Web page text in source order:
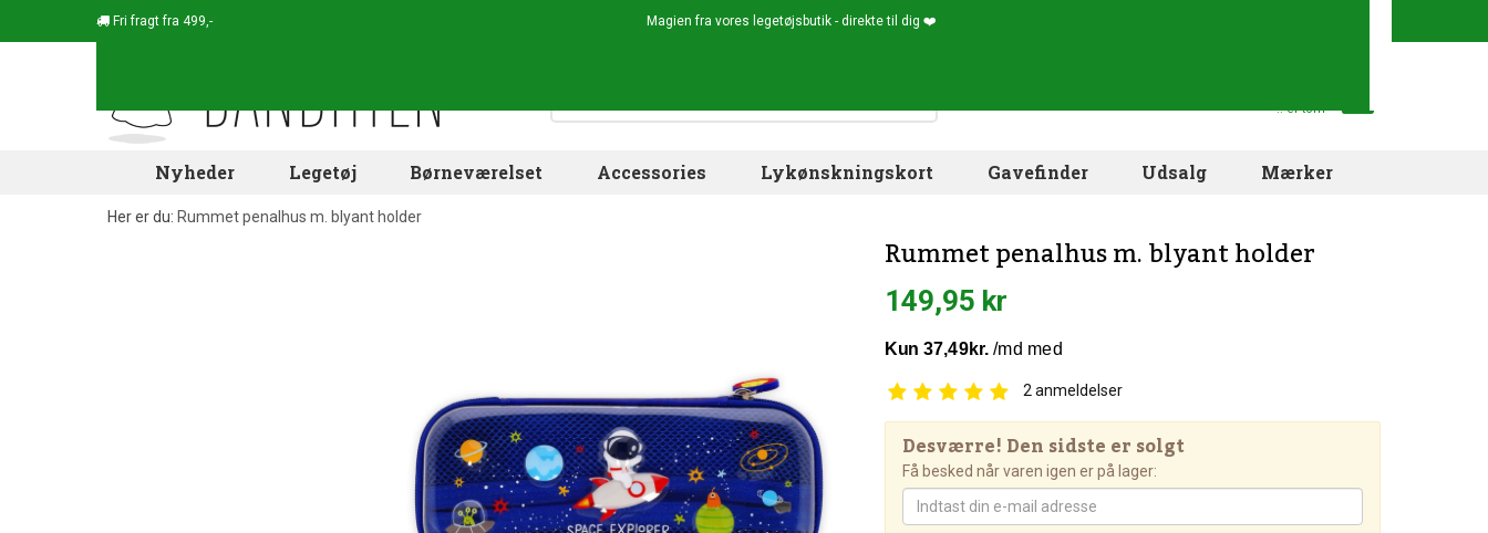
Fri fragt fra 499,- Magien fra vores legetøjsbutik - direkte til dig ❤️
.. er tom
Nyheder Legetøj Børneværelset Accessories Lykønskningskort Gavefinder Udsalg Mærker
Her er du: Rummet penalhus m. blyant holder
Rummet penalhus m. blyant holder
149,95 kr
2 anmeldelser
Desværre! Den sidste er solgt
Få besked når varen igen er på lager: